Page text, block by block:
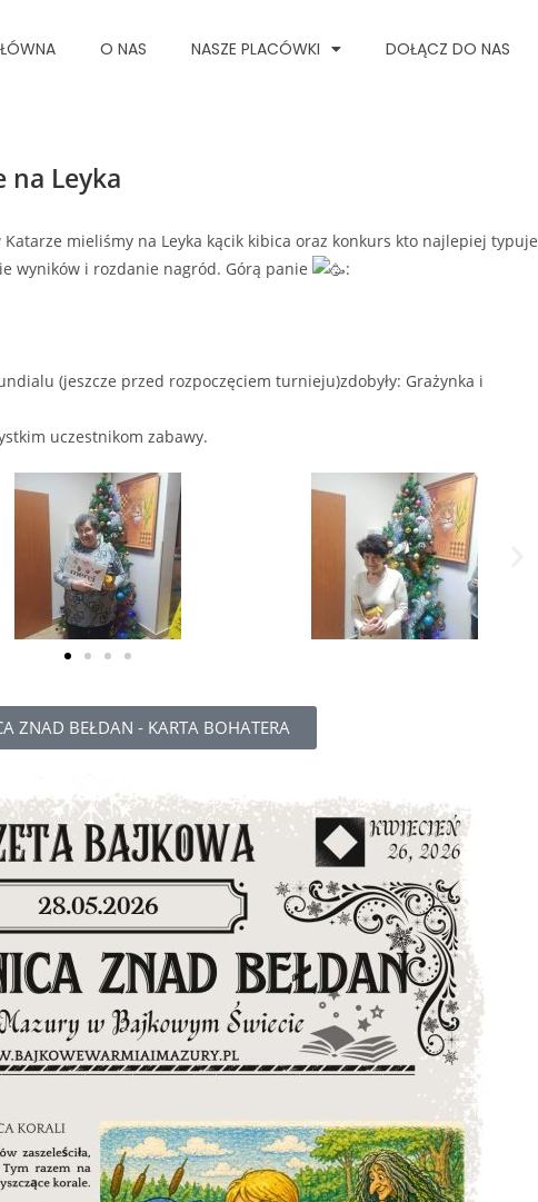
O NAS NASZE PLACÓWKI DOŁĄCZ DO NAS
na Leyka
mieliśmy na Leyka kącik kibica oraz konkurs kto najlepiej typuje
wyników i rozdanie nagród. Górą panie
:
(jeszcze przed rozpoczęciem turnieju)zdobyły: Grażynka i
uczestnikom zabawy.
ZNAD BEŁDAN - KARTA BOHATERA